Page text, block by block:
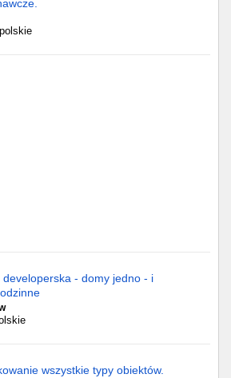
developerska - domy jedno - i
wszystkie typy obiektów.